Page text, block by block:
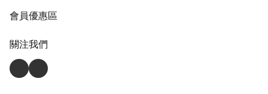
會員優惠區
關注我們